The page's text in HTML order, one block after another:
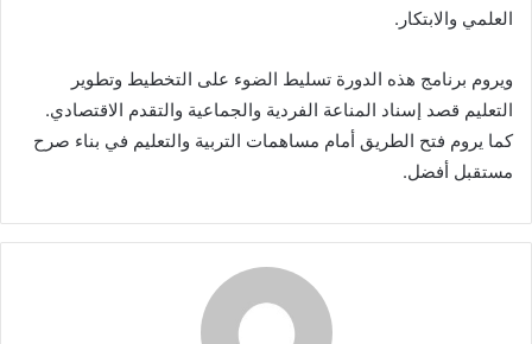
العلمي والابتكار.
ويروم برنامج هذه الدورة تسليط الضوء على التخطيط وتطوير
التعليم قصد إسناد المناعة الفردية والجماعية والتقدم الاقتصادي.
كما يروم فتح الطريق أمام مساهمات التربية والتعليم في بناء صرح
مستقبل أفضل.